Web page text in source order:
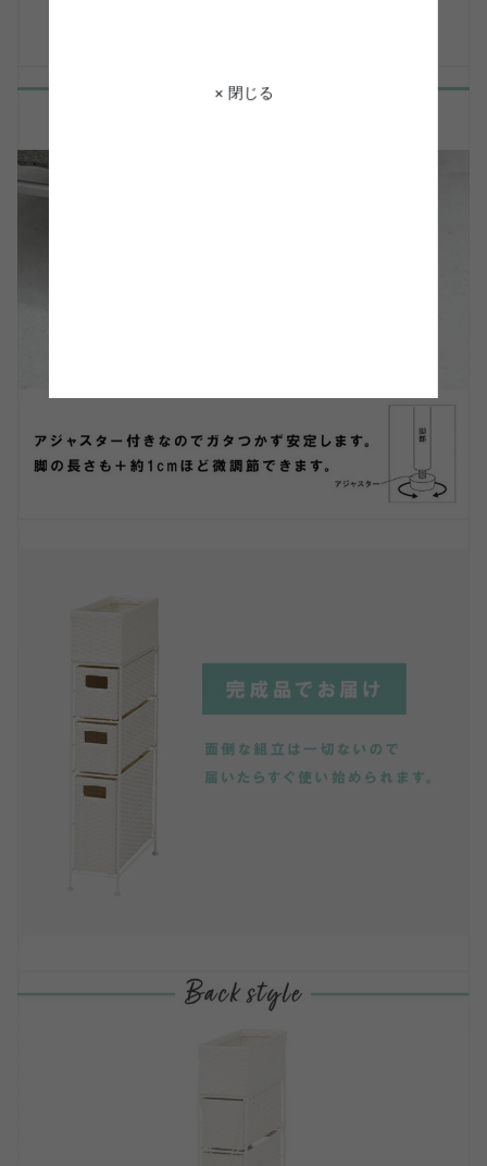
× 閉じる